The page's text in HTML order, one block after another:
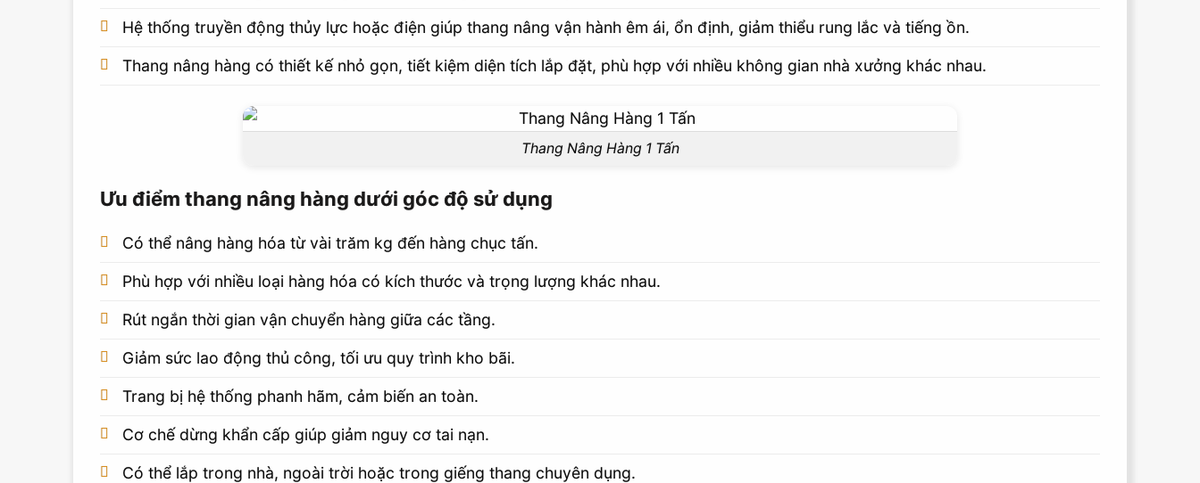
Hệ thống truyền động thủy lực hoặc điện giúp thang nâng vận hành êm ái, ổn định, giảm thiểu rung lắc và tiếng ồn.
Thang nâng hàng có thiết kế nhỏ gọn, tiết kiệm diện tích lắp đặt, phù hợp với nhiều không gian nhà xưởng khác nhau.
Thang Nâng Hàng 1 Tấn
Ưu điểm thang nâng hàng dưới góc độ sử dụng
Có thể nâng hàng hóa từ vài trăm kg đến hàng chục tấn.
Phù hợp với nhiều loại hàng hóa có kích thước và trọng lượng khác nhau.
Rút ngắn thời gian vận chuyển hàng giữa các tầng.
Giảm sức lao động thủ công, tối ưu quy trình kho bãi.
Trang bị hệ thống phanh hãm, cảm biến an toàn.
Cơ chế dừng khẩn cấp giúp giảm nguy cơ tai nạn.
Có thể lắp trong nhà, ngoài trời hoặc trong giếng thang chuyên dụng.